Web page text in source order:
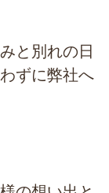
と別れの日
ずに弊社へ